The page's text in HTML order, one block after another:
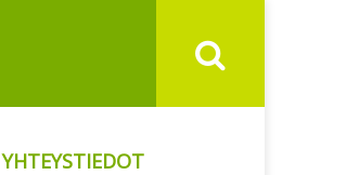
YHTEYSTIEDOT